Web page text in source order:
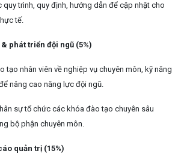
quy trình, quy định, hướng dẫn để cập nhật cho
tế.
phát triển đội ngũ (5%)
tạo nhân viên về nghiệp vụ chuyên môn, kỹ năng
nâng cao năng lực đội ngũ.
sự tổ chức các khóa đào tạo chuyên sâu
bộ phận chuyên môn.
quản trị (15%)